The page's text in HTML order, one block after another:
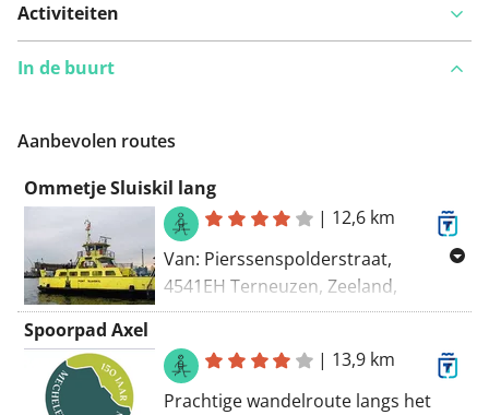
Iets opgevallen op deze route?
Activiteiten
In de buurt
Aanbevolen routes
Ommetje Sluiskil lang
| 12,6 km
Van: Pierssenspolderstraat,
4541EH Terneuzen, Zeeland,
Nederland
4541EH Terneuzen, Zeeland,
Nederland
Spoorpad Axel
| 13,9 km
Prachtige wandelroute langs het